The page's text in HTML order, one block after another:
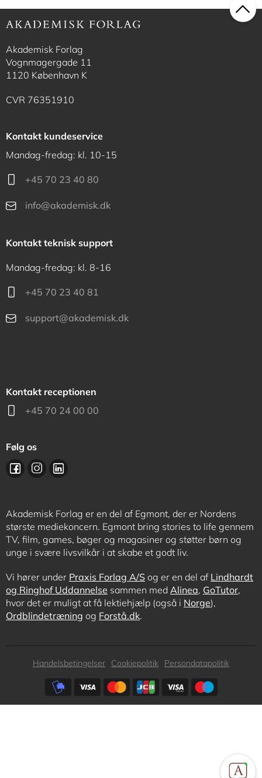
Akademisk Forlag
Vognmagergade 11
1120 København K
CVR 76351910
Kontakt kundeservice
Mandag-fredag: kl. 10-15
+45 70 23 40 80
info@akademisk.dk
Kontakt teknisk support
Mandag-fredag: kl. 8-16
+45 70 23 40 81
support@akademisk.dk
Kontakt receptionen
+45 70 24 00 00
Følg os
Akademisk Forlag er en del af Egmont, der er Nordens
største mediekoncern. Egmont bring stories to life gennem
TV, film, games, bøger og magasiner og støtter børn og
unge i svære livsvilkår i at skabe et godt liv.
Vi hører under Praxis Forlag A/S og er en del af Lindhardt
og Ringhof Uddannelse sammen med Alinea, GoTutor,
hvor det er muligt at få lektiehjælp (også i Norge),
Ordblindetræning og Forstå.dk.
Subfooter
Handelsbetingelser Cookiepolitik
Persondatapolitik
Subfooter
payment
options